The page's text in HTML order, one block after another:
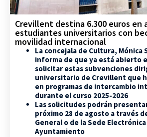
Crevillent destina 6.300 euros en
estudiantes universitarios con
movilidad internacional
La concejala de Cultura, Mónica
informa de que ya está abierto
solicitar estas subvenciones
universitario de Crevillent que
en programas de intercambio
durante el curso 2025-2026
Las solicitudes podrán
próximo 28 de agosto a través
General o de la Sede
Ayuntamiento